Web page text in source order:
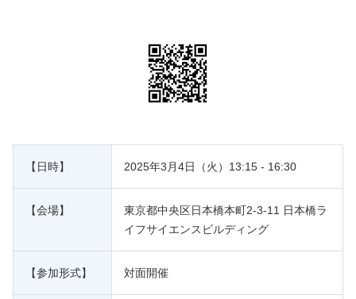
【日時】 2025年3月4日（火）13:15 - 16:30
【会場】
東京都中央区日本橋本町2-3-11 日本橋ラ
イフサイエンスビルディング
【参加形式】 対面開催